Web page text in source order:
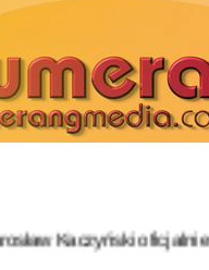
oficjalnie